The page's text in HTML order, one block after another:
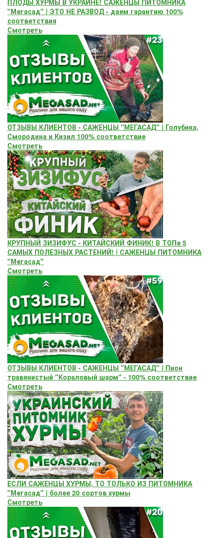
ПЛОДЫ ХУРМЫ В УКРАИНЕ! САЖЕНЦЫ ПИТОМНИКА
"Мегасад" | ЭТО НЕ РАЗВОД - даем гарантию 100%
соответствия
Смотреть
ОТЗЫВЫ КЛИЕНТОВ - САЖЕНЦЫ "МЕГАСАД" | Голубика,
Смородина и Кизил 100% соответствие
Смотреть
КРУПНЫЙ ЗИЗИФУС - КИТАЙСКИЙ ФИНИК! В ТОПе 5
САМЫХ ПОЛЕЗНЫХ РАСТЕНИЙ! | САЖЕНЦЫ ПИТОМНИКА
"Мегасад"
Смотреть
ОТЗЫВЫ КЛИЕНТОВ - САЖЕНЦЫ "МЕГАСАД" | Пион
травянистый "Кораловый шарм" - 100% соответствие
Смотреть
ЕСЛИ САЖЕНЦЫ ХУРМЫ, ТО ТОЛЬКО ИЗ ПИТОМНИКА
"Мегасад" | более 20 сортов хурмы
Смотреть